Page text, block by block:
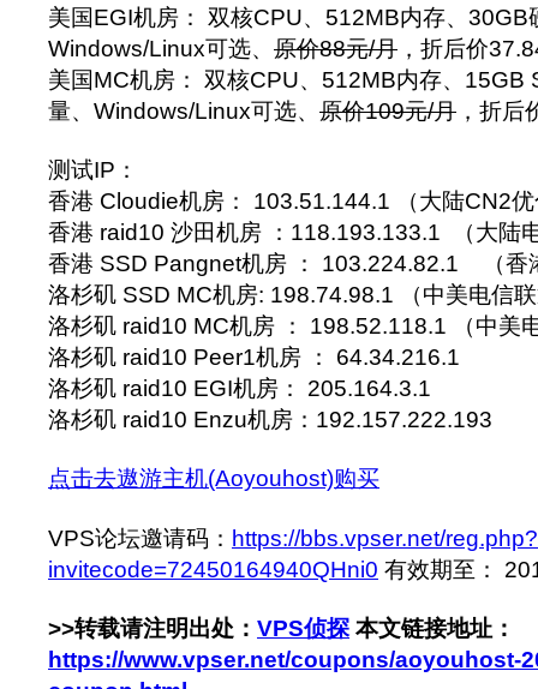
美国EGI机房： 双核CPU、512MB内存、
Windows/Linux可选、 原价88元/月 ，折后价
美国MC机房： 双核CPU、512MB内存、15GB
量、Windows/Linux可选、 原价109元/月 ，折后
测试IP：
香港 Cloudie机房： 103.51.144.1 （大陆CN2
香港 raid10 沙田机房 ：118.193.133.1 （大陆
香港 SSD Pangnet机房 ： 103.224.82.1 （香
洛杉矶 SSD MC机房: 198.74.98.1 （中美电信
洛杉矶 raid10 MC机房 ： 198.52.118.1 （中美
洛杉矶 raid10 Peer1机房 ： 64.34.216.1
洛杉矶 raid10 EGI机房： 205.164.3.1
洛杉矶 raid10 Enzu机房：192.157.222.193
点击去遨游主机(Aoyouhost)购买
VPS论坛邀请码： https://bbs.vpser.net/reg.php?
invitecode=72450164940QHni0 有效期至：
>>转载请注明出处： VPS侦探 本文链接地址：
https://www.vpser.net/coupons/aoyouhost-